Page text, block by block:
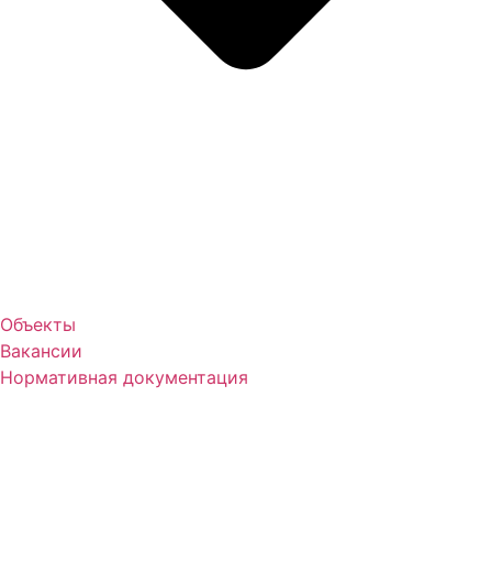
Объекты
Вакансии
Нормативная документация